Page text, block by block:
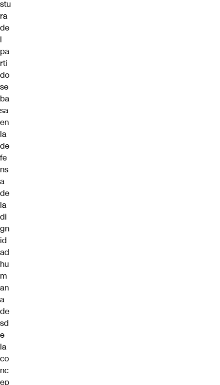
stu
ra
de
l
pa
rti
do
se
ba
sa
en
la
de
fe
ns
a
de
la
di
gn
id
ad
hu
m
an
a
de
sd
e
la
co
nc
ep